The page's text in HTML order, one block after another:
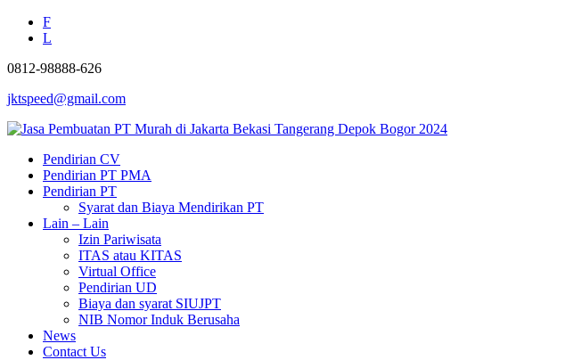
F
L
0812-98888-626
jktspeed@gmail.com
Pendirian CV
Pendirian PT PMA
Pendirian PT
Syarat dan Biaya Mendirikan PT
Lain – Lain
Izin Pariwisata
ITAS atau KITAS
Virtual Office
Pendirian UD
Biaya dan syarat SIUJPT
NIB Nomor Induk Berusaha
News
Contact Us